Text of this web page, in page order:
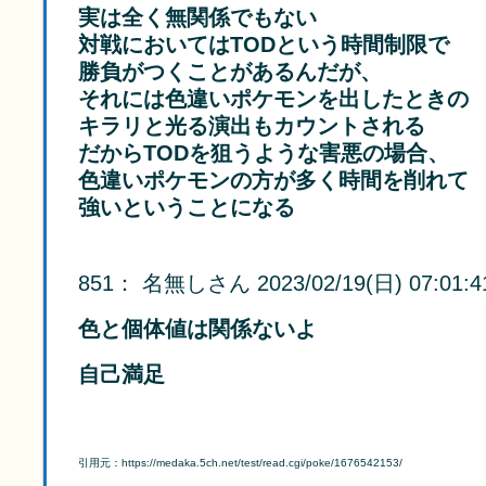
実は全く無関係でもない
対戦においてはTODという時間制限で
勝負がつくことがあるんだが、
それには色違いポケモンを出したときの
キラリと光る演出もカウントされる
だからTODを狙うような害悪の場合、
色違いポケモンの方が多く時間を削れて
強いということになる
851 ： 名無しさん 2023/02/19(日)
色と個体値は関係ないよ
自己満足
引用元：https://medaka.5ch.net/test/read.cgi/poke/1676542153/